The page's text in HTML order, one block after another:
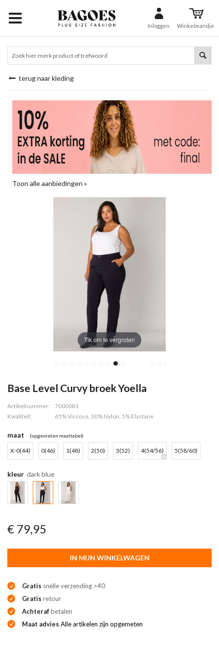
Inloggen Winkelmandje
terug naar kleding
Toon alle aanbiedingen »
Tik om te vergroten
Base Level Curvy broek Yoella
Artikelnummer:
7000081
Kwaliteit:
65% Viscose, 30% Nylon, 5% Elastane
maat (opgemeten maattabel)
X-0(44) 0(46) 1(48) 2(50) 3(52) 4(54/56) 5(58/60)
kleur dark blue
€ 79,95
IN MIJN WINKELWAGEN
Gratis snelle verzending >40
Gratis retour
Achterafbetalen
Maat advies Alle artikelen zijn opgemeten